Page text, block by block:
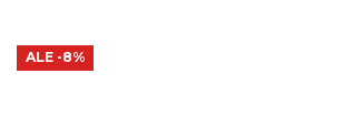
ALE -8%